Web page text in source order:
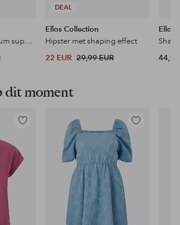
Shaping slip - medium support
DEAL
Ellos Collection
Hipster met shaping effect
22 EUR 29,99 EUR
Ellos
44,99
dit moment
Toevoegen
favorieten
Toevoegen
aan
favorieten